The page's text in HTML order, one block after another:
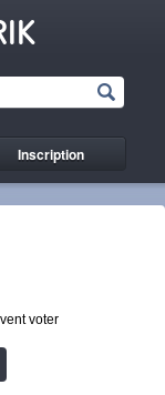
Inscription
voter